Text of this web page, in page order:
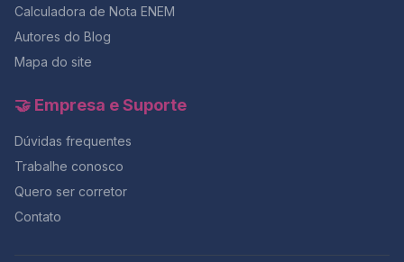
e) I, II, III e IV. Você gostou desse post? Então, continue
mundo da redação e
Calculadora de Nota ENEM
Autores do Blog
Mapa do site
🤝 Empresa e Suporte
Dúvidas frequentes
Trabalhe conosco
Quero ser corretor
Contato